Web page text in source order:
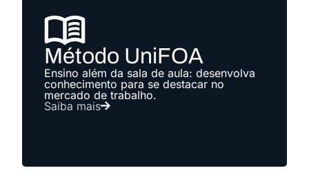
Método UniFOA
Ensino além da sala de aula: desenvolva
conhecimento para se destacar no
mercado de trabalho.
Saiba mais